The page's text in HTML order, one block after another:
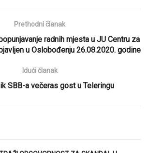
Prethodni članak
radnih mjesta u JU Centru za
u Oslobođenju 26.08.2020. godine
Idući članak
SBB-a večeras gost u Teleringu